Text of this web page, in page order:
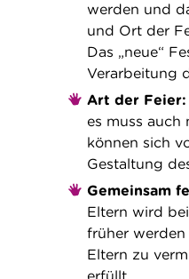
werden und
und Ort der
Das „neue“
Verarbeitung
Art der Feier:
es muss auch
können sich
Gestaltung
Gemeinsam
Eltern wird
früher werden
Eltern zu